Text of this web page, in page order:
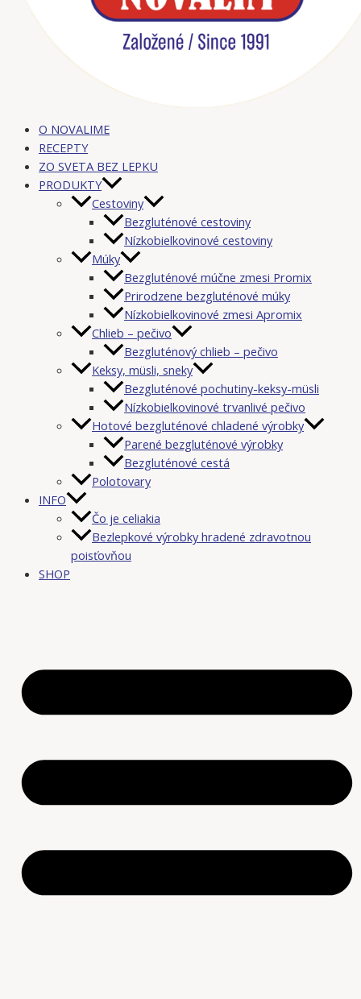
O NOVALIME
RECEPTY
ZO SVETA BEZ LEPKU
PRODUKTY
Cestoviny
Bezgluténové cestoviny
Nízkobielkovinové cestoviny
Múky
Bezgluténové múčne zmesi Promix
Prirodzene bezgluténové múky
Nízkobielkovinové zmesi Apromix
Chlieb – pečivo
Bezgluténový chlieb – pečivo
Keksy, müsli, sneky
Bezgluténové pochutiny-keksy-müsli
Nízkobielkovinové trvanlivé pečivo
Hotové bezgluténové chladené výrobky
Parené bezgluténové výrobky
Bezgluténové cestá
Polotovary
INFO
Čo je celiakia
Bezlepkové výrobky hradené zdravotnou
poisťovňou
SHOP